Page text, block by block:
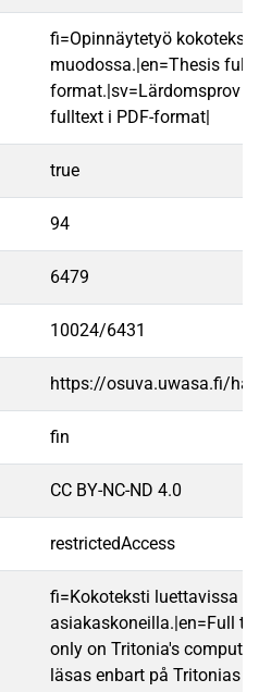
fi=Opinnäytetyö
muodossa.|en=Thesis
format.|sv=Lärdomsprov
fulltext i PDF-format|
true
94
6479
10024/6431
https://osuva.uwasa.fi/
fin
CC BY-NC-ND 4.0
restrictedAccess
fi=Kokoteksti luettavissa
asiakaskoneilla.|en=Full
only on Tritonia's
läsas enbart på Tritonias